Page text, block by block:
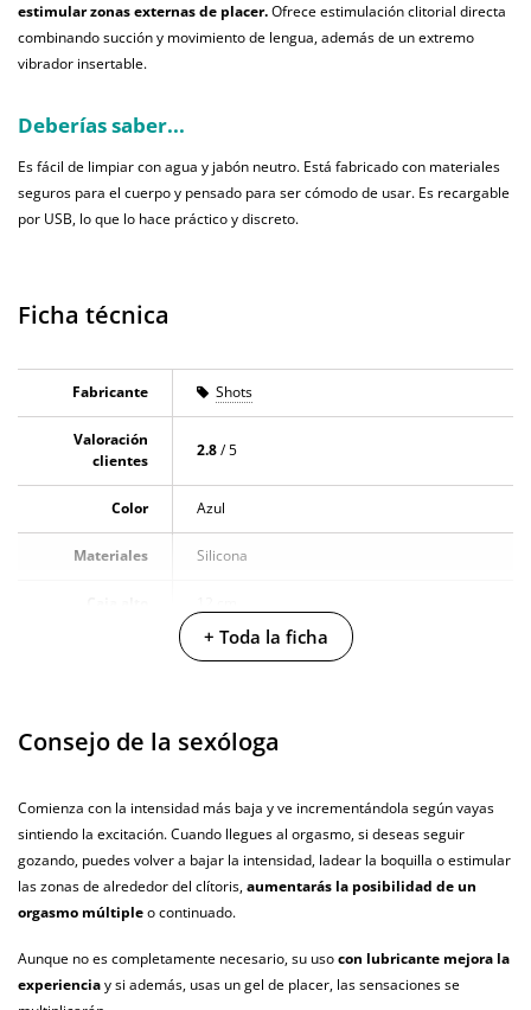
estimular zonas externas de placer.Ofrece estimulación clitorial directa
combinando succión y movimiento de lengua, además de un extremo
vibrador insertable.
Deberías saber...
Es fácil de limpiar con agua y jabón neutro. Está fabricado con materiales
seguros para el cuerpo y pensado para ser cómodo de usar. Es recargable
por USB, lo que lo hace práctico y discreto.
Ficha técnica
Fabricante Shots
Valoración
clientes
2.8/ 5
Color Azul
Materiales Silicona
12 cm
Multivelocidad
Pilas/Batería
incluidas
Resistente al
100% sumergible
Producto
vegano
+ Toda la ficha
Consejo de la sexóloga
Comienza con la intensidad más baja y ve incrementándola según vayas
sintiendo la excitación. Cuando llegues al orgasmo, si deseas seguir
gozando, puedes volver a bajar la intensidad, ladear la boquilla o estimular
las zonas de alrededor del clítoris,aumentarás la posibilidad de un
orgasmo múltipleo continuado.
Aunque no es completamente necesario, su usocon lubricante mejora la
experienciay si además, usas un gel de placer, las sensaciones se